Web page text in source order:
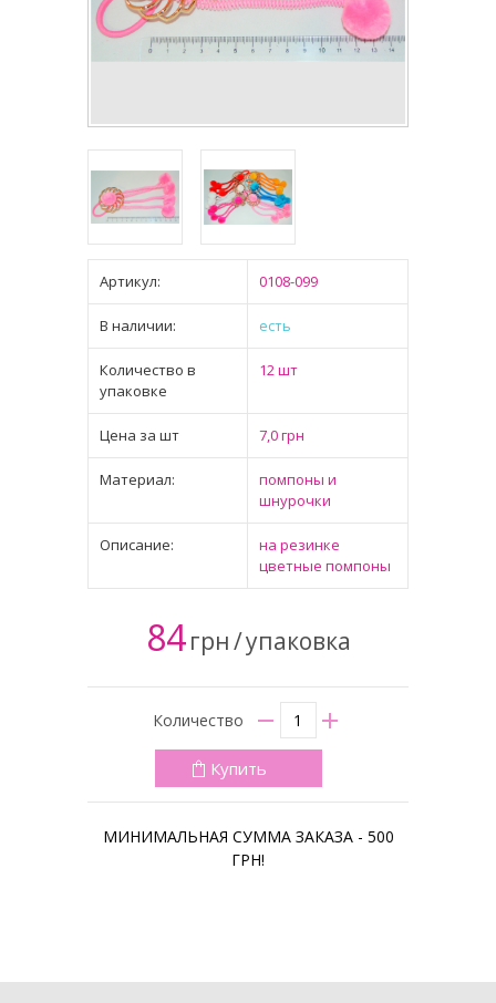
Артикул: 0108-099
В наличии: есть
Количество в
упаковке
12 шт
Цена за шт 7,0 грн
Материал:
помпоны и
шнурочки
Описание:
на резинке
цветные помпоны
84грн/упаковка
Количество
Купить
МИНИМАЛЬНАЯ СУММА ЗАКАЗА - 500
ГРН!